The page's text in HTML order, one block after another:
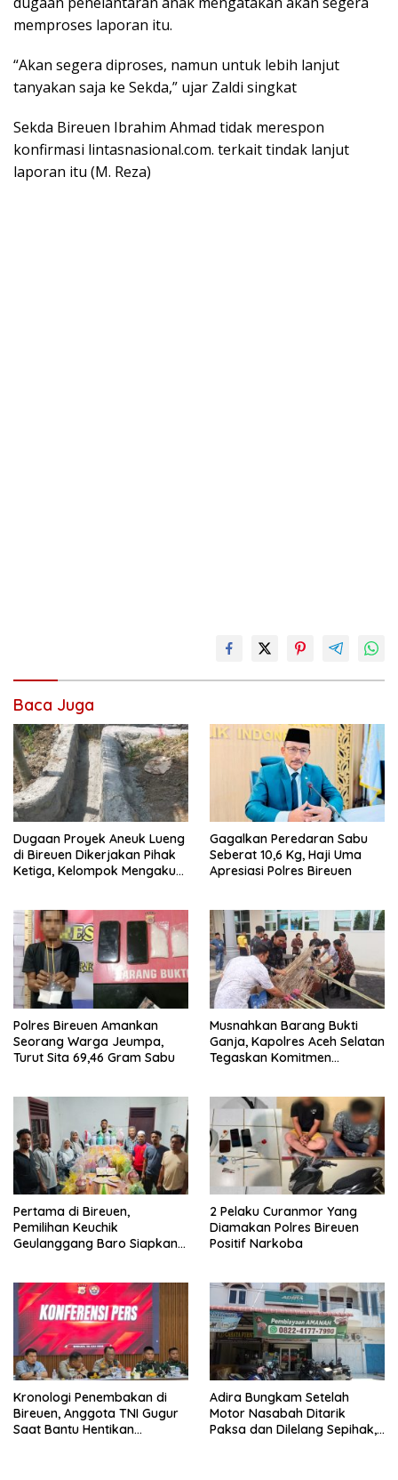
memproses laporan itu.
“Akan segera diproses, namun untuk lebih lanjut
tanyakan saja ke Sekda,” ujar Zaldi singkat
Sekda Bireuen Ibrahim Ahmad tidak merespon
konfirmasi lintasnasional.com. terkait tindak lanjut
laporan itu (M. Reza)
Baca Juga
Dugaan Proyek Aneuk Lueng
di Bireuen Dikerjakan Pihak
Ketiga, Kelompok Mengaku
Gagalkan Peredaran Sabu
Seberat 10,6 Kg, Haji Uma
Apresiasi Polres Bireuen
Polres Bireuen Amankan
Seorang Warga Jeumpa,
Turut Sita 69,46 Gram Sabu
Musnahkan Barang Bukti
Ganja, Kapolres Aceh Selatan
Tegaskan Komitmen
Pertama di Bireuen,
Pemilihan Keuchik
Geulanggang Baro Siapkan
2 Pelaku Curanmor Yang
Diamakan Polres Bireuen
Positif Narkoba
Kronologi Penembakan di
Bireuen, Anggota TNI Gugur
Saat Bantu Hentikan
Adira Bungkam Setelah
Motor Nasabah Ditarik
Paksa dan Dilelang Sepihak,